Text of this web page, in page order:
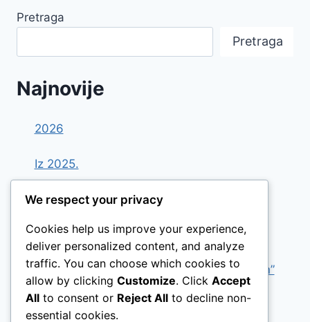
Pretraga
Pretraga
Najnovije
2026
Iz 2025.
Nominacija za Porin 2024
AFTERSHOCK BAND PROJECT
Nabavite svoj primjerak albuma “Slowburn”
online
We respect your privacy
Cookies help us improve your experience,
deliver personalized content, and analyze
traffic. You can choose which cookies to
allow by clicking Customize. Click Accept
All to consent or Reject All to decline non-
essential cookies.